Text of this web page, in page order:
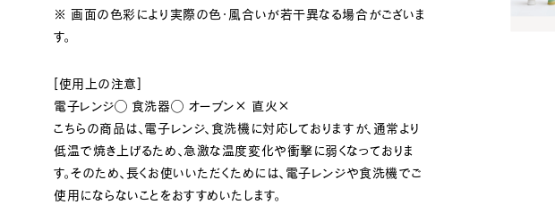
※ 画面の色彩により実際の色・風合いが若干異なる場合がございま
す。
[使用上の注意]
電子レンジ◯ 食洗器◯ オーブン× 直火×
こちらの商品は、電子レンジ、食洗機に対応しておりますが、通常より
低温で焼き上げるため、急激な温度変化や衝撃に弱くなっておりま
す。そのため、長くお使いいただくためには、電子レンジや食洗機でご
使用にならないことをおすすめいたします。